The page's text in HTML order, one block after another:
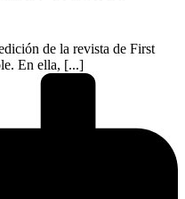
de la revista de First
En ella, [...]